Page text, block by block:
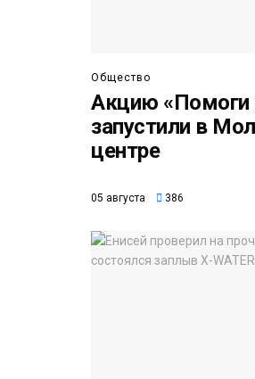
Общество
Акцию «Помоги
запустили в
центре
05 августа 386